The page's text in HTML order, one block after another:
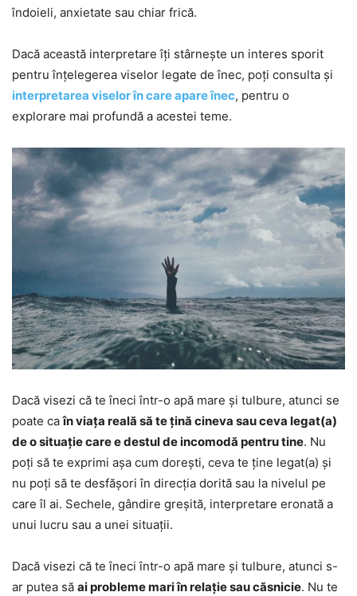
îndoieli, anxietate sau chiar frică.
Dacă această interpretare îți stârnește un interes sporit
pentru înțelegerea viselor legate de înec, poți consulta și
interpretarea viselor în care apare înec, pentru o
explorare mai profundă a acestei teme.
Dacă visezi că te îneci într-o apă mare și tulbure, atunci se
poate caîn viața reală să te țină cineva sau ceva legat(a)
de o situație care e destul de incomodă pentru tine. Nu
poți să te exprimi așa cum dorești, ceva te ține legat(a) și
nu poți să te desfășori în direcția dorită sau la nivelul pe
care îl ai. Sechele, gândire greșită, interpretare eronată a
unui lucru sau a unei situații.
Dacă visezi că te îneci într-o apă mare și tulbure, atunci s-
ar putea să ai probleme mari în relație sau căsnicie. Nu te